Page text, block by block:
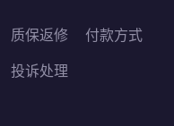
质保返修
投诉处理
付款方式